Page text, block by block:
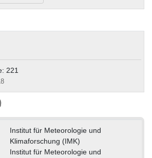
221
Institut für Meteorologie und
Klimaforschung (IMK)
Institut für Meteorologie und